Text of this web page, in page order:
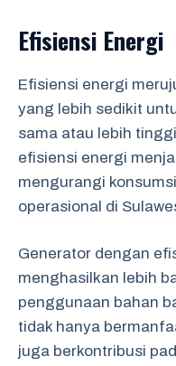
Efisiensi Energi
Efisiensi energi
yang lebih sedikit
sama atau lebih
efisiensi energi
mengurangi
operasional di
Generator dengan
menghasilkan lebih
penggunaan bahan
tidak hanya
juga berkontribusi